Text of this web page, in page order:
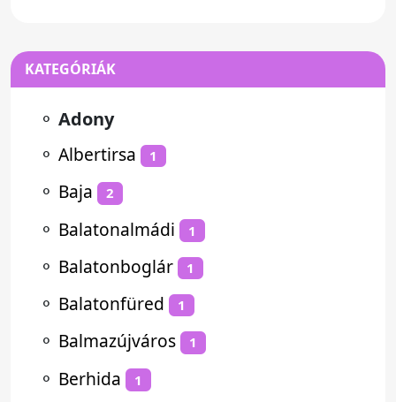
KATEGÓRIÁK
⚬ Adony
⚬ Albertirsa 1
⚬ Baja 2
⚬ Balatonalmádi 1
⚬ Balatonboglár 1
⚬ Balatonfüred 1
⚬ Balmazújváros 1
⚬ Berhida 1